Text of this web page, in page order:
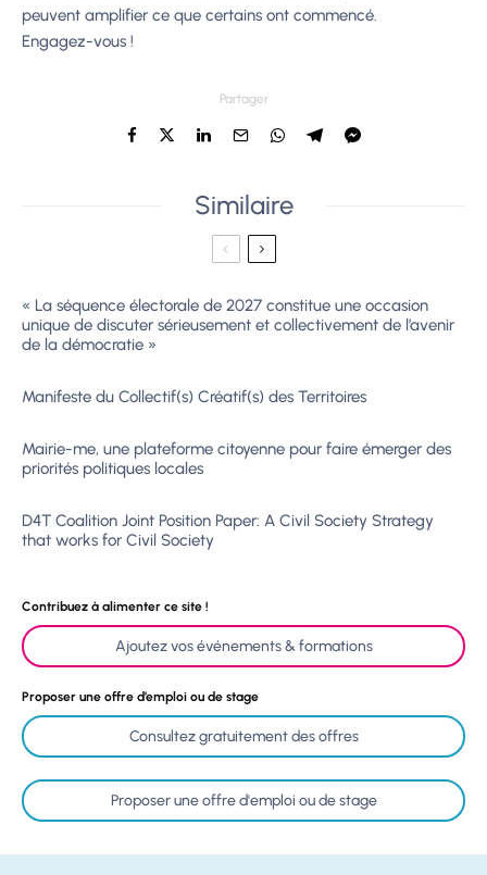
peuvent amplifier ce que certains ont commencé.
Engagez-vous !
Partager
Similaire
« La séquence électorale de 2027 constitue une occasion
unique de discuter sérieusement et collectivement de l’avenir
de la démocratie »
Manifeste du Collectif(s) Créatif(s) des Territoires
Mairie-me, une plateforme citoyenne pour faire émerger des
priorités politiques locales
D4T Coalition Joint Position Paper: A Civil Society Strategy
that works for Civil Society
Contribuez à alimenter ce site !
Ajoutez vos événements & formations
Proposer une offre d’emploi ou de stage
Consultez gratuitement des offres
Proposer une offre d'emploi ou de stage